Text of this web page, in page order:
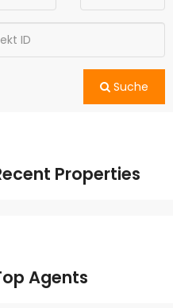
Suche
Properties
Agents